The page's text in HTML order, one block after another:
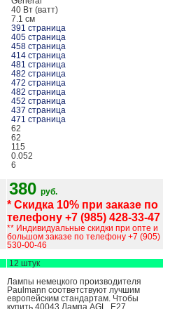
40 Вт (ватт)
7.1 см
391 страница
405 страница
458 страница
414 страница
481 страница
482 страница
472 страница
482 страница
452 страница
437 страница
471 страница
62
62
115
0.052
6
380 руб.
* Скидка 10% при заказе по
телефону +7 (985) 428-33-47
** Индивидуальные скидки при опте и
большом заказе по телефону +7 (905)
530-00-46
12 штук
Лампы немецкого производителя
Paulmann соответствуют лучшим
европейским стандартам. Чтобы
купить 40043 Лампа AGL, E27,